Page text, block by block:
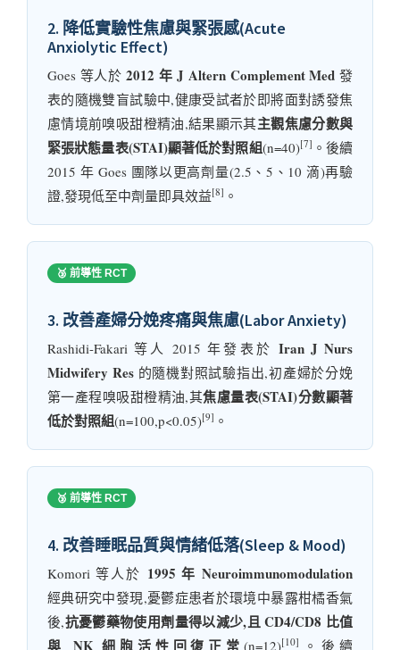
2. 降低實驗性焦慮與緊張感(Acute
Anxiolytic Effect)
Goes 等人於2012 年 J Altern Complement Med 發
表的隨機雙盲試驗中,健康受試者於即將面對誘發焦
慮情境前嗅吸甜橙精油,結果顯示其主觀焦慮分數與
緊張狀態量表(STAI)顯著低於對照組(n=40)[7] 。後續
2015 年 Goes 團隊以更高劑量(2.5、5、10 滴)再驗
證,發現低至中劑量即具效益[8] 。
🥉 前導性 RCT
3. 改善產婦分娩疼痛與焦慮(Labor Anxiety)
Rashidi-Fakari 等人 2015 年發表於 Iran J Nurs
Midwifery Res的隨機對照試驗指出,初產婦於分娩
第一產程嗅吸甜橙精油,其焦慮量表(STAI)分數顯著
低於對照組(n=100,p<0.05)[9] 。
🥉 前導性 RCT
4. 改善睡眠品質與情緒低落(Sleep & Mood)
Komori 等人於 1995 年 Neuroimmunomodulation
經典研究中發現,憂鬱症患者於環境中暴露柑橘香氣
後,抗憂鬱藥物使用劑量得以減少,且 CD4/CD8 比值
與 NK 細胞活性回復正常(n=12)[10] 。後續